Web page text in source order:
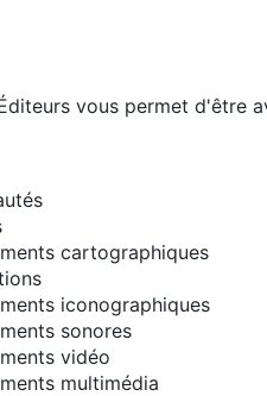
vous permet d'être
cartographiques
iconographiques
sonores
vidéo
multimédia